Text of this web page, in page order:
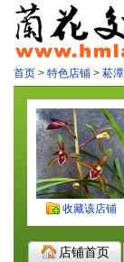
首页 > 特色店铺 > 菘
收藏该店铺
店铺首页